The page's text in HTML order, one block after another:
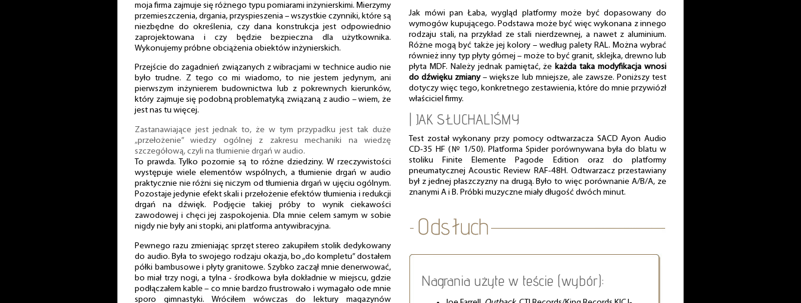
moja firma zajmuje się różnego typu pomiarami inżynierskimi. Mierzymy
przemieszczenia, drgania, przyspieszenia – wszystkie czynniki, które są
niezbędne do określenia, czy dana konstrukcja jest odpowiednio
zaprojektowana i czy będzie bezpieczna dla użytkownika.
Wykonujemy próbne obciążenia obiektów inżynierskich.
Przejście do zagadnień związanych z wibracjami w technice audio nie
było trudne. Z tego co mi wiadomo, to nie jestem jedynym, ani
pierwszym inżynierem budownictwa lub z pokrewnych kierunków,
który zajmuje się podobną problematyką związaną z audio – wiem, że
jest nas tu więcej.
Zastanawiające jest jednak to, że w tym przypadku jest tak duże
„przełożenie” wiedzy ogólnej z zakresu mechaniki na wiedzę
szczegółową, czyli na tłumienie drgań w audio.
To prawda. Tylko pozornie są to różne dziedziny. W rzeczywistości
występuje wiele elementów wspólnych, a tłumienie drgań w audio
praktycznie nie różni się niczym od tłumienia drgań w ujęciu ogólnym.
Pozostaje jedynie efekt skali i przełożenie efektów tłumienia i redukcji
drgań na dźwięk. Podjęcie takiej próby to wynik ciekawości
zawodowej i chęci jej zaspokojenia. Dla mnie celem samym w sobie
nigdy nie były ani stopki, ani platforma antywibracyjna.
Pewnego razu zmieniając sprzęt stereo zakupiłem stolik dedykowany
do audio. Była to swojego rodzaju okazja, bo „do kompletu” dostałem
półki bambusowe i płyty granitowe. Szybko zaczął mnie denerwować,
bo miał trzy nogi, a tylna - środkowa była dokładnie w miejscu, gdzie
podłączałem kable – co mnie bardzo frustrowało i wymagało ode mnie
sporo gimnastyki. Wróciłem wówczas do lektury magazynów
Jak mówi pan Łaba, wygląd platformy może być dopasowany do
wymogów kupującego. Podstawa może być więc wykonana z innego
rodzaju stali, na przykład ze stali nierdzewnej, a nawet z aluminium.
Różne mogą być także jej kolory – według palety RAL. Można wybrać
również inny typ płyty górnej – może to być granit, sklejka, drewno lub
płyta MDF. Należy jednak pamiętać, że każda taka modyfikacja wnosi
do dźwięku zmiany– większe lub mniejsze, ale zawsze. Poniższy test
dotyczy więc tego, konkretnego zestawienia, które do mnie przywiózł
właściciel firmy.
| JAK SŁUCHALIŚMY
Test został wykonany przy pomocy odtwarzacza SACD Ayon Audio
CD-35 HF (№ 1/50). Platforma Spider porównywana była do blatu w
stoliku Finite Elemente Pagode Edition oraz do platformy
pneumatycznej Acoustic Review RAF-48H. Odtwarzacz przestawiany
był z jednej płaszczyzny na drugą. Było to więc porównanie A/B/A, ze
znanymi A i B. Próbki muzyczne miały długość dwóch minut.
Nagrania użyte w teście (wybór):